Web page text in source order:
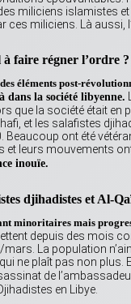
miliciens islamistes
miliciens. Là aussi,
faire régner l’ordre ?
éléments post-
dans la société libyenne.
que la société était en
et les salafistes
ont été
et leurs mouvements
inouïe.
djihadistes et Al-
minoritaires mais
depuis des mois
La population
ne plaît pas non plus.
de
en Libye.